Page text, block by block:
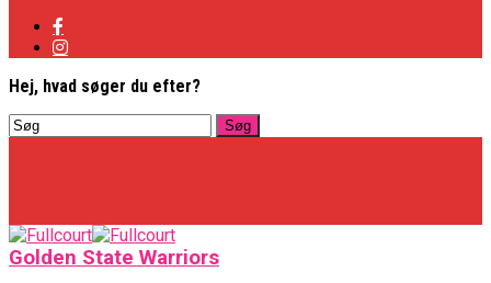
Hej, hvad søger du efter?
Golden State Warriors